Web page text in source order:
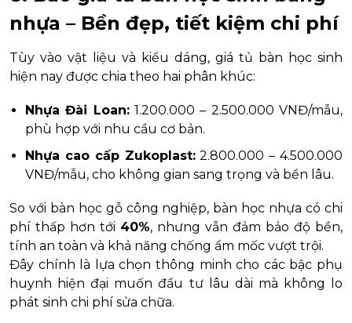
nhựa – Bền đẹp, tiết kiệm chi phí
Tùy vào vật liệu và kiểu dáng, giá tủ bàn học sinh
hiện nay được chia theo hai phân khúc:
Nhựa Đài Loan:1.200.000 – 2.500.000 VNĐ/mẫu,
phù hợp với nhu cầu cơ bản.
Nhựa cao cấp Zukoplast:2.800.000 – 4.500.000
VNĐ/mẫu, cho không gian sang trọng và bền lâu.
So với bàn học gỗ công nghiệp, bàn học nhựa có chi
phí thấp hơn tới 40%, nhưng vẫn đảm bảo độ bền,
tính an toàn và khả năng chống ẩm mốc vượt trội.
Đây chính là lựa chọn thông minh cho các bậc phụ
huynh hiện đại muốn đầu tư lâu dài mà không lo
phát sinh chi phí sửa chữa.